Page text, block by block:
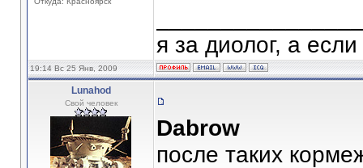
я за диолог, а
19:14 Вс 25 Янв, 2009
Lunahod
Свой человек
Dabrow
после таких